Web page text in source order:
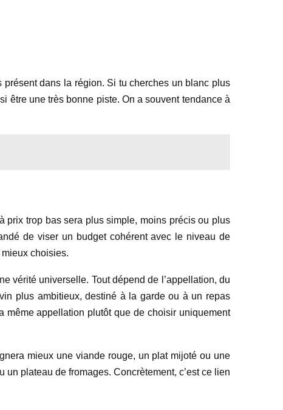
dans la région. Si tu cherches un blanc plus
être une très bonne piste. On a souvent tendance à
prix trop bas sera plus simple, moins précis ou plus
de viser un budget cohérent avec le niveau de
choisies.
vérité universelle. Tout dépend de l’appellation, du
plus ambitieux, destiné à la garde ou à un repas
même appellation plutôt que de choisir uniquement
mieux une viande rouge, un plat mijoté ou une
plateau de fromages. Concrètement, c’est ce lien